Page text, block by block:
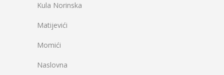
Kula Norinska
Matijevići
Momići
Naslovna